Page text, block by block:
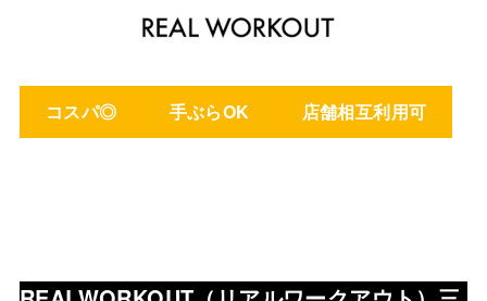
コスパ◎ 手ぶらOK 店舗相互利用可